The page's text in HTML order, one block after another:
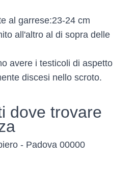
al garrese:23-24 cm
all'altro al di sopra delle
avere i testicoli di aspetto
discesi nello scroto.
dove trovare
- Padova 00000